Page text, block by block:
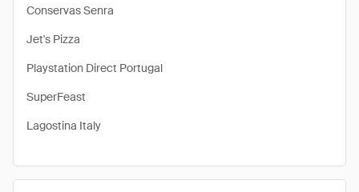
Conservas Senra
Jet's Pizza
Playstation Direct Portugal
SuperFeast
Lagostina Italy